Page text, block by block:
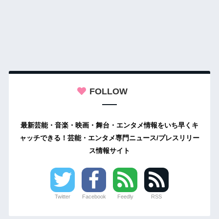
FOLLOW
最新芸能・音楽・映画・舞台・エンタメ情報をいち早くキ
ャッチできる！芸能・エンタメ専門ニュース/プレスリリー
ス情報サイト
Twitter Facebook Feedly RSS